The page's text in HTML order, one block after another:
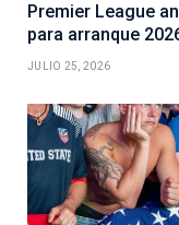
Premier League
para arranque
JULIO 25, 2026